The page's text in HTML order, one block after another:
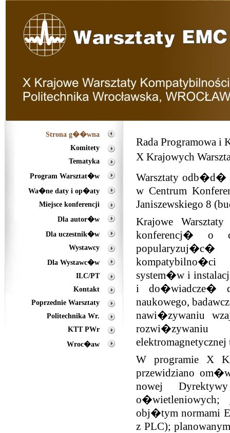
Strona g��wna
Komitety
Tematyka
Program Warsztat�w
Wa�ne daty i op�aty
Miejsce konferencji
Dla autor�w
Dla uczestnik�w
Wystawcy
Dla Wystawc�w
ILC/PT
Kontakt
Poprzednie Warsztaty
Politechnika Wr.
KTT PWr
Wroc�aw
Rada Programowa
X Krajowych
Warsztaty odb�d�
w Centrum
Janiszewskiego 8
Krajowe
konferencj� o
popularyzuj�c�
kompatybilno�ci
system�w i
i do�wiadcze�
naukowego,
nawi�zywaniu
W programie X
przewidziano
nowej
obj�tym normami
z PLC);